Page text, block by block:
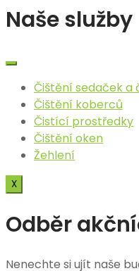
Naše služby
Čištění sedaček a
Čištění koberců
Čistící prostředky
Čištění oken
Žehlení
X
Odběr
Nenechte si ujít naše